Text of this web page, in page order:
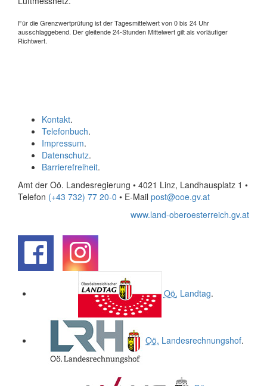
Für die Grenzwertprüfung ist der Tagesmittelwert von 0 bis 24 Uhr
ausschlaggebend. Der gleitende 24-Stunden Mittelwert gilt als vorläufiger
Richtwert.
Kontakt.
Telefonbuch.
Impressum.
Datenschutz.
Barrierefreiheit.
Amt der Oö. Landesregierung • 4021 Linz, Landhausplatz 1 •
Telefon (+43 732) 77 20-0 • E-Mail post@ooe.gv.at
www.land-oberoesterreich.gv.at
Oö. Landtag.
Oö. Landesrechnungshof.